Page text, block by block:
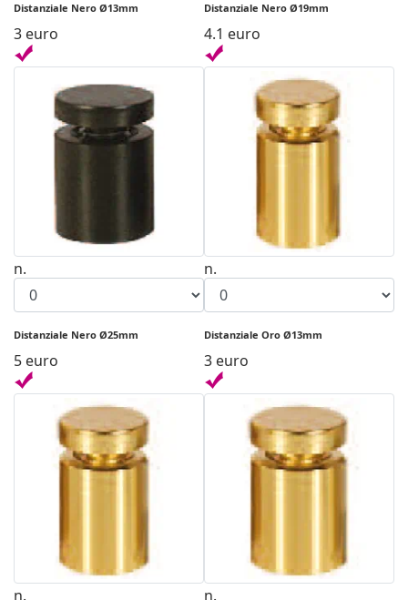
Distanziale Nero Ø13mm
3 euro
Distanziale Nero Ø19mm
4.1 euro
n.
Distanziale Nero Ø25mm
5 euro
n.
Distanziale Oro Ø13mm
3 euro
n. n.